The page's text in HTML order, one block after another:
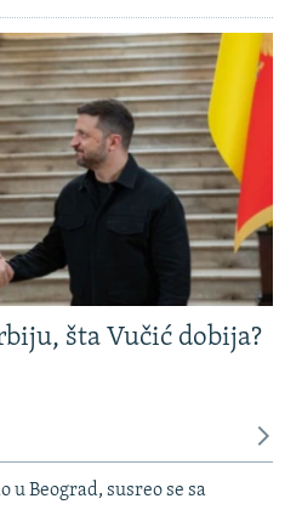
šta Vučić dobija?
u Beograd, susreo se sa